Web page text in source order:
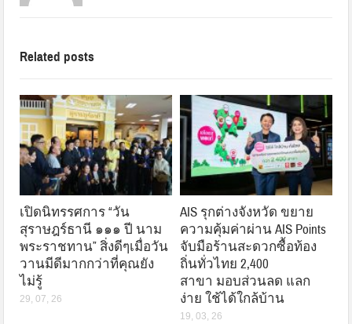
Related posts
เปิดนิทรรศการ “วัน
สุราษฎร์ธานี ๑๑๑ ปี นาม
พระราชทาน” สิ่งดีๆเมื่อวัน
วานมีดีมากกว่าที่คุณยัง
ไม่รู้
29, 07, 26
AIS รุกต่างจังหวัด ขยาย
ความคุ้มค่าผ่าน AIS Points
จับมือร้านสะดวกซื้อท้อง
ถิ่นทั่วไทย 2,400
สาขา มอบส่วนลด แลก
ง่าย ใช้ได้ใกล้บ้าน
19, 03, 26